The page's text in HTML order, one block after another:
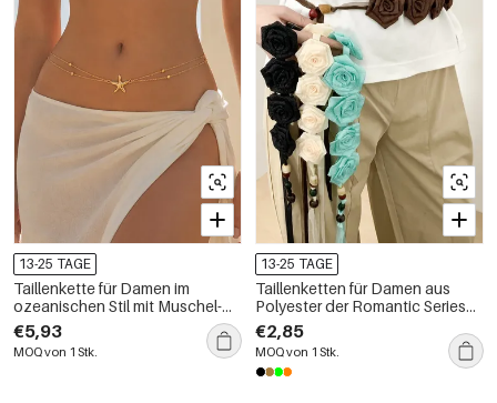
13-25 TAGE
Taillenkette für Damen im
ozeanischen Stil mit Muschel-
und Seesternmotiv, Edelstahl,
goldfarben
€5,93
MOQ von 1 Stk.
13-25 TAGE
Taillenketten für Damen aus
Polyester der Romantic Series
Sweet Rose
€2,85
MOQ von 1 Stk.